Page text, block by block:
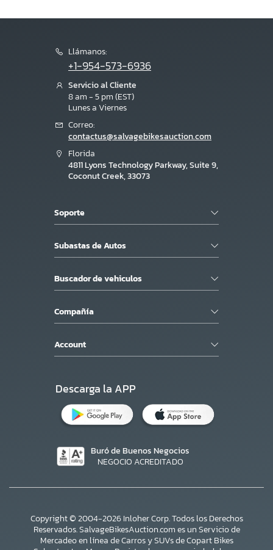
Llámanos:
+1-954-573-6936
Servicio al Cliente
8 am - 5 pm (EST)
Lunes a Viernes
Correo:
contactus@salvagebikesauction.com
Florida
4811 Lyons Technology Parkway, Suite 9,
Coconut Creek, 33073
Soporte
Subastas de Autos
Buscador de vehiculos
Compañía
Account
Descarga la APP
Buró de Buenos Negocios
NEGOCIO ACREDITADO
Copyright © 2004-2026 Inloher Corp. Todos los Derechos
Reservados. SalvageBikesAuction.com es un Servicio de
Mercadeo en línea de Carros y SUVs de Copart Bikes